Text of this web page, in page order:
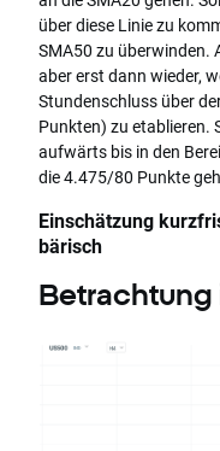
über diese Linie zu
SMA50 zu überwinden.
aber erst dann wieder,
Stundenschluss über
Punkten) zu etablieren.
aufwärts bis in den
die 4.475/80 Punkte
Einschätzung
bärisch
Betrachtung